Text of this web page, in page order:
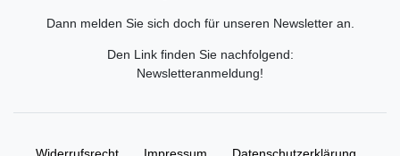
Dann melden Sie sich doch für unseren Newsletter an.
Den Link finden Sie nachfolgend:
Newsletteranmeldung!